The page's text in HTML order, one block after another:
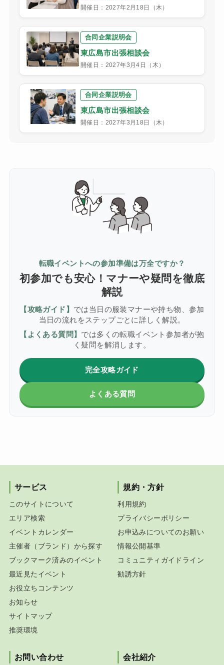
開催日：2027年2月18日（木）
合同企業説明会
東広島市出張相談会
開催日：2027年3月4日（木）
合同企業説明会
東広島市出張相談会
開催日：2027年3月18日（木）
転職イベントへの参加準備は万全ですか？
初参加でも安心！マナーや疑問を徹底
解説
【攻略ガイド】 では当日の服装マナーや持ち物、参加
当日の流れをステップごとに詳しく解説。
【よくある質問】 では多くの転職イベント参加者が抱
く疑問を解消します。
完全攻略ガイド
よくある質問
サービス
このサイトについて
エリア検索
イベントカレンダー
主催者（ブランド）から探す
ブックマーク済みのイベント
最近見たイベント
お役立ちコンテンツ
お知らせ
サイトマップ
推奨環境
規約・方針
利用規約
プライバシーポリシー
お申込みについてのお願い
情報公開基準
コミュニティガイドライン
勧誘方針
お問い合わせ 会社紹介